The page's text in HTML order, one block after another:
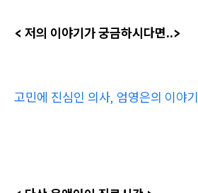
< 저의 이야기가 궁금하시다면..>
고민에 진심인 의사, 엄영은의 이야기